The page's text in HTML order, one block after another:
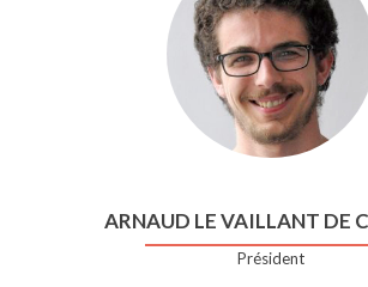
ARNAUD LE VAILLANT DE
Président